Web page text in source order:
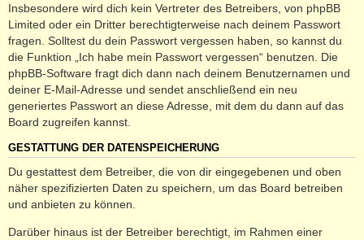
Insbesondere wird dich kein Vertreter des Betreibers, von phpBB
Limited oder ein Dritter berechtigterweise nach deinem Passwort
fragen. Solltest du dein Passwort vergessen haben, so kannst du
die Funktion „Ich habe mein Passwort vergessen“ benutzen. Die
phpBB-Software fragt dich dann nach deinem Benutzernamen und
deiner E-Mail-Adresse und sendet anschließend ein neu
generiertes Passwort an diese Adresse, mit dem du dann auf das
Board zugreifen kannst.
GESTATTUNG DER DATENSPEICHERUNG
Du gestattest dem Betreiber, die von dir eingegebenen und oben
näher spezifizierten Daten zu speichern, um das Board betreiben
und anbieten zu können.
Darüber hinaus ist der Betreiber berechtigt, im Rahmen einer